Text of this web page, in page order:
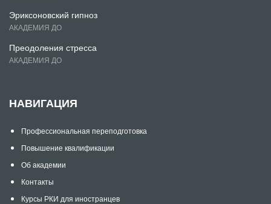
Эриксоновский гипноз
АКАДЕМИЯ ДО
Преодоления стресса
АКАДЕМИЯ ДО
НАВИГАЦИЯ
Профессиональная переподготовка
Повышение квалификации
Об академии
Контакты
Курсы РКИ для иностранцев